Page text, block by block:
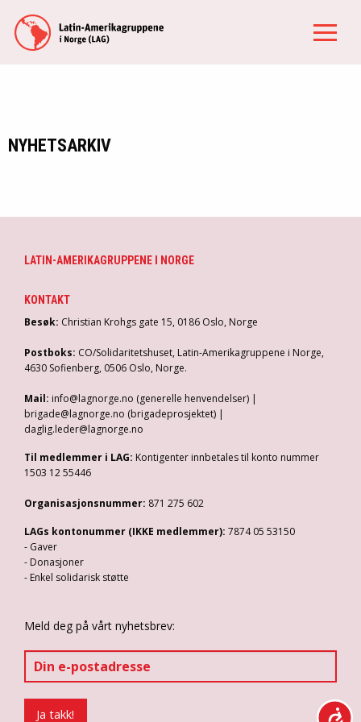
NYHETSARKIV
LATIN-AMERIKAGRUPPENE I NORGE
KONTAKT
Besøk: Christian Krohgs gate 15, 0186 Oslo, Norge
Postboks: CO/Solidaritetshuset, Latin-Amerikagruppene i Norge,
4630 Sofienberg, 0506 Oslo, Norge.
Mail: info@lagnorge.no (generelle henvendelser) |
brigade@lagnorge.no (brigadeprosjektet) |
daglig.leder@lagnorge.no
Til medlemmer i LAG: Kontigenter innbetales til konto nummer
1503 12 55446
Organisasjonsnummer: 871 275 602
LAGs kontonummer (IKKE medlemmer): 7874 05 53150
- Gaver
- Donasjoner
- Enkel solidarisk støtte
Meld deg på vårt nyhetsbrev: